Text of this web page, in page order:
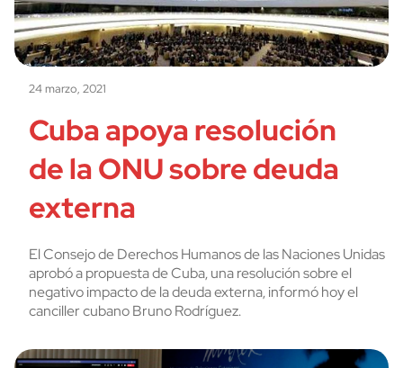
24 marzo, 2021
Cuba apoya resolución
de la ONU sobre deuda
externa
El Consejo de Derechos Humanos de las Naciones Unidas
aprobó a propuesta de Cuba, una resolución sobre el
negativo impacto de la deuda externa, informó hoy el
canciller cubano Bruno Rodríguez.